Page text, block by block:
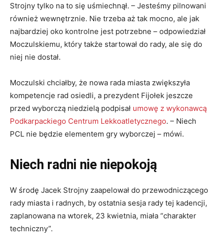
Strojny tylko na to się uśmiechnął. – Jesteśmy pilnowani
również wewnętrznie. Nie trzeba aż tak mocno, ale jak
najbardziej oko kontrolne jest potrzebne – odpowiedział
Moczulskiemu, który także startował do rady, ale się do
niej nie dostał.
Moczulski chciałby, że nowa rada miasta zwiększyła
kompetencje rad osiedli, a prezydent Fijołek jeszcze
przed wyborczą niedzielą podpisał umowę z wykonawcą
Podkarpackiego Centrum Lekkoatletycznego. – Niech
PCL nie będzie elementem gry wyborczej – mówi.
Niech radni nie niepokoją
W środę Jacek Strojny zaapelował do przewodniczącego
rady miasta i radnych, by ostatnia sesja rady tej kadencji,
zaplanowana na wtorek, 23 kwietnia, miała “charakter
techniczny”.